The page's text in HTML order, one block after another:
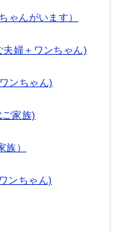
んがいます）
婦＋ワンちゃん)
ンちゃん)
家族)
）
ンちゃん)